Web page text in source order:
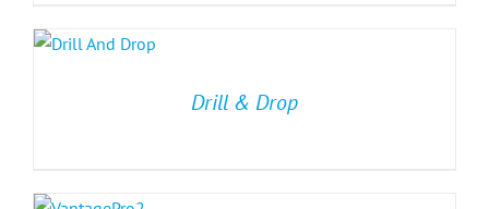
Drill & Drop